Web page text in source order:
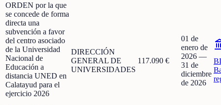
ORDEN por la que
se concede de forma
directa una
subvención a favor
del centro asociado
de la Universidad
Nacional de
Educación a
distancia UNED en
Calatayud para el
ejercicio 2026
DIRECCIÓN
GENERAL DE
UNIVERSIDADES
117.090 €
01 de
enero de
2026 —
31 de
diciembre
de 2026